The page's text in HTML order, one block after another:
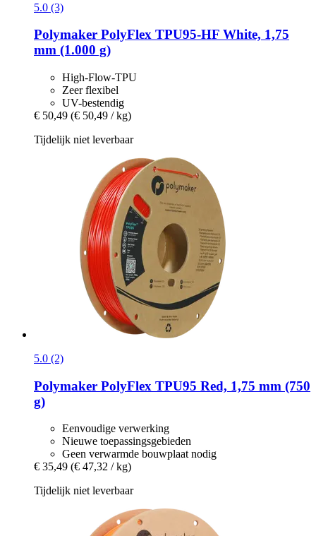
5.0 (3)
Polymaker PolyFlex TPU95-​HF White, 1,75
mm (1.000 g)
High-Flow-TPU
Zeer flexibel
UV-bestendig
€ 50,49 (€ 50,49 / kg)
Tijdelijk niet leverbaar
5.0 (2)
Polymaker PolyFlex TPU95 Red, 1,75 mm (750
g)
Eenvoudige verwerking
Nieuwe toepassingsgebieden
Geen verwarmde bouwplaat nodig
€ 35,49 (€ 47,32 / kg)
Tijdelijk niet leverbaar